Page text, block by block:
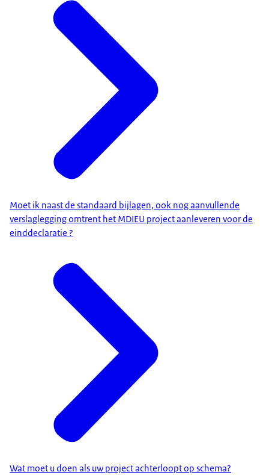
Moet ik naast de standaard bijlagen, ook nog aanvullende
verslaglegging omtrent het MDIEU project aanleveren voor de
einddeclaratie ?
Wat moet u doen als uw project achterloopt op schema?